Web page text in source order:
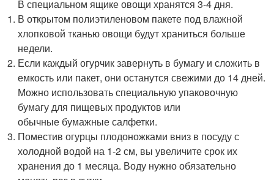
В специальном ящике овощи хранятся 3-4 дня.
В открытом полиэтиленовом пакете под влажной
хлопковой тканью овощи будут храниться больше
недели.
Если каждый огурчик завернуть в бумагу и сложить в
емкость или пакет, они останутся свежими до 14 дней.
Можно использовать специальную упаковочную
бумагу для пищевых продуктов или
обычные бумажные салфетки.
Поместив огурцы плодоножками вниз в посуду с
холодной водой на 1-2 см, вы увеличите срок их
хранения до 1 месяца. Воду нужно обязательно